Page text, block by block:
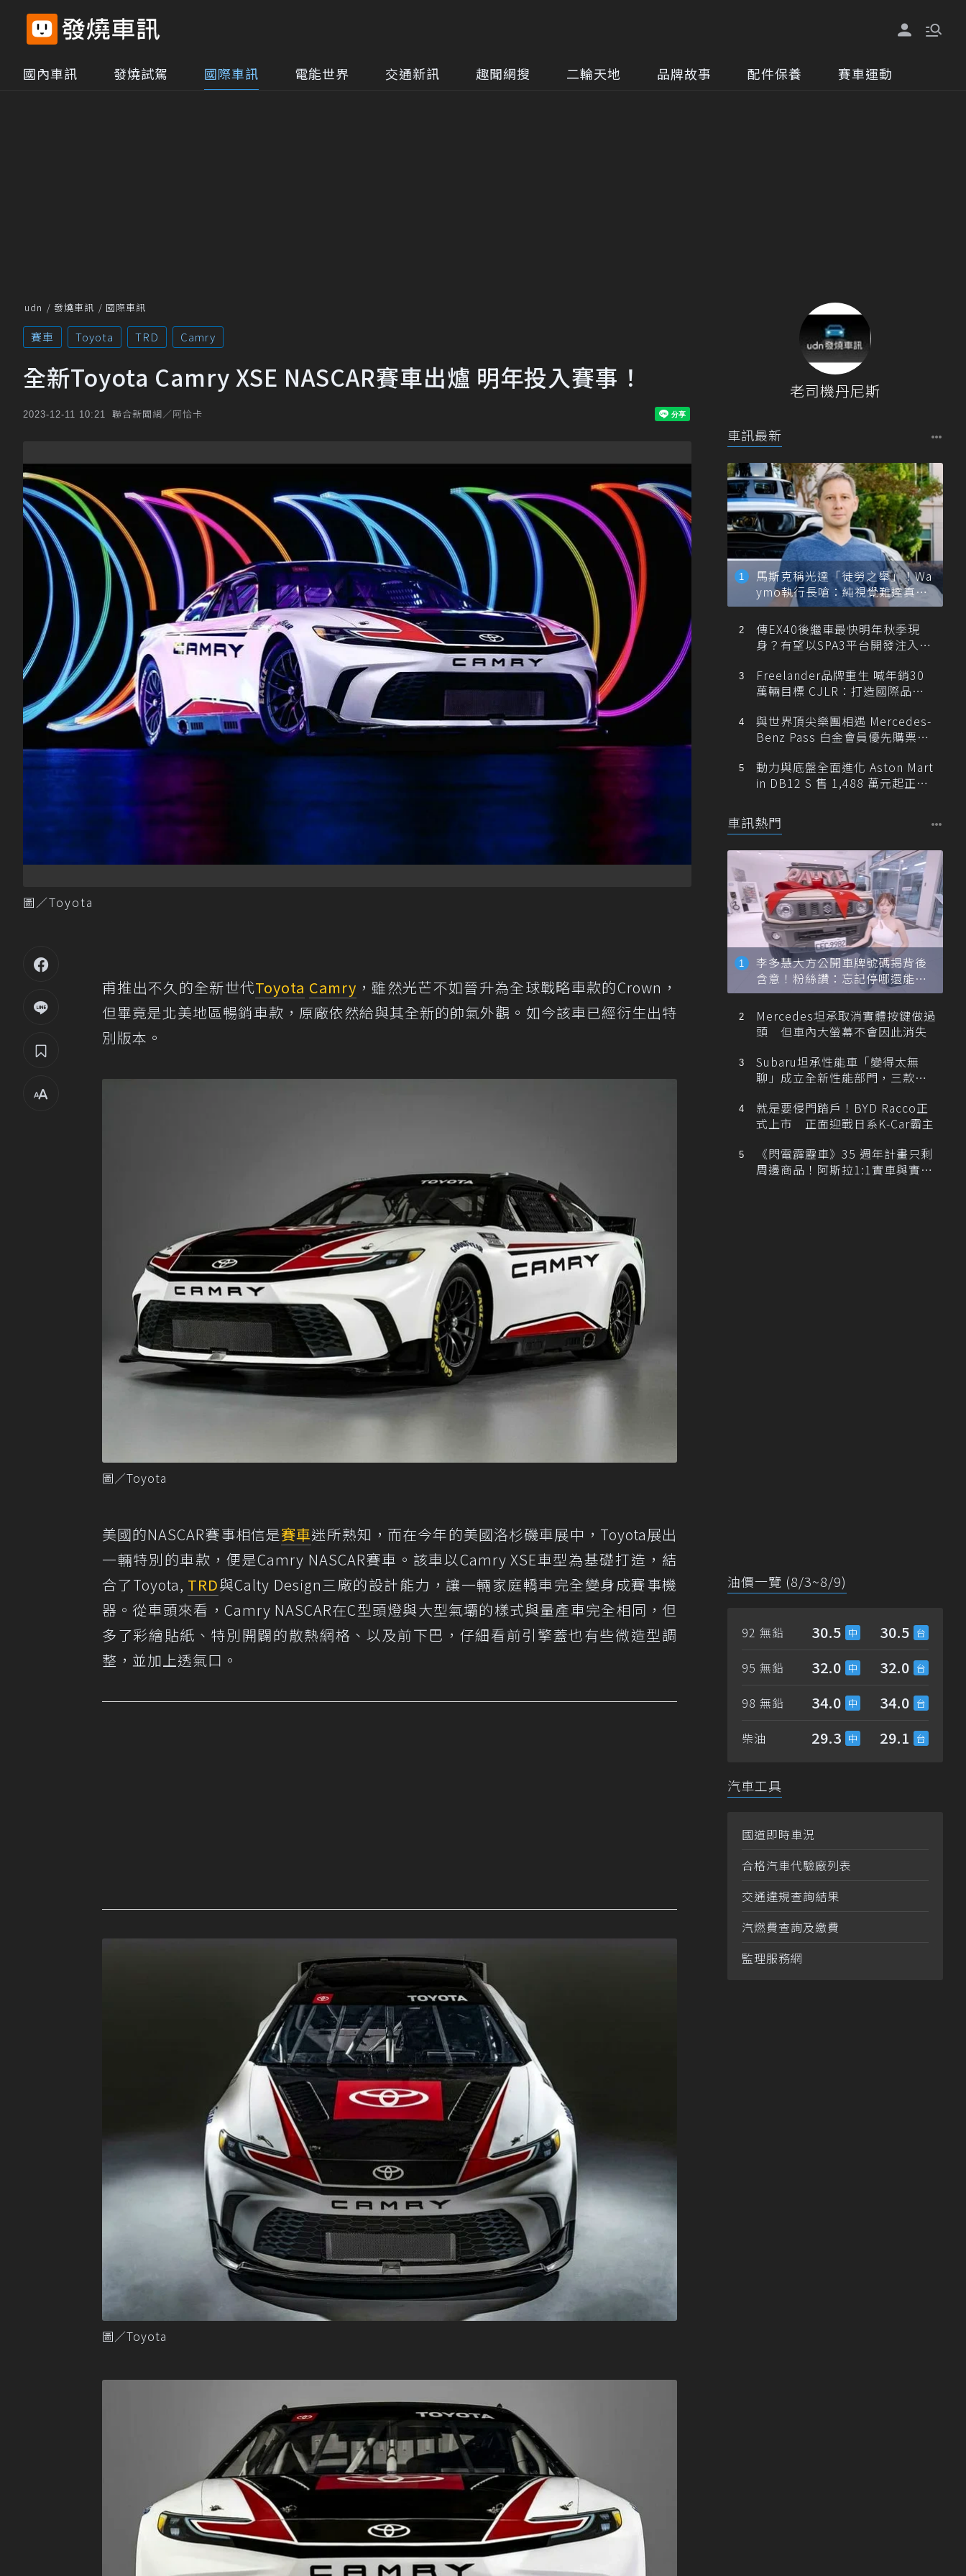
國內車訊 發燒試駕 國際車訊 電能世界 交通新訊 趣聞網搜 二輪天地 品牌故事 配件保養 賽車運動
udn 發燒車訊 國際車訊
賽車 Toyota TRD Camry
全新Toyota Camry XSE NASCAR賽車出爐 明年投入賽事！
2023-12-11 10:21 聯合新聞網／阿恰卡
圖／Toyota
甫推出不久的全新世代Toyota Camry ，雖然光芒不如晉升為全球戰略車款的Crown，
但畢竟是北美地區暢銷車款，原廠依然給與其全新的帥氣外觀。如今該車已經衍生出特
別版本。
圖／Toyota
美國的NASCAR賽事相信是賽車迷所熟知，而在今年的美國洛杉磯車展中，Toyota展出
一輛特別的車款，便是Camry NASCAR賽車。該車以Camry XSE車型為基礎打造，結
合了Toyota, TRD與Calty Design三廠的設計能力，讓一輛家庭轎車完全變身成賽事機
器。從車頭來看，Camry NASCAR在C型頭燈與大型氣壩的樣式與量產車完全相同，但
多了彩繪貼紙、特別開闢的散熱網格、以及前下巴，仔細看前引擎蓋也有些微造型調
整，並加上透氣口。
圖／Toyota
老司機丹尼斯
車訊最新
馬斯克稱光達「徒勞之舉」！Wa
ymo執行長嗆：純視覺難達真正
自動駕駛
傳EX40後繼車最快明年秋季現
身？有望以SPA3平台開發注入80
Freelander品牌重生 喊年銷30
萬輛目標 CJLR：打造國際品牌
與世界頂尖樂團相遇 Mercedes-
Benz Pass 白金會員優先購票維
動力與底盤全面進化 Aston Mart
in DB12 S 售 1,488 萬元起正式
車訊熱門
李多慧大方公開車牌號碼揭背後
含意！粉絲讚：忘記停哪還能幫
忙找車
Mercedes坦承取消實體按鍵做過
頭 但車內大螢幕不會因此消失
Subaru坦承性能車「變得太無
聊」成立全新性能部門，三款手
就是要侵門踏戶！BYD Racco正
式上市 正面迎戰日系K-Car霸主
《閃電霹靂車》35 週年計畫只剩
周邊商品！阿斯拉1:1實車與實體
油價一覽 (8/3~8/9)
92 無鉛 30.5 30.5
95 無鉛 32.0 32.0
98 無鉛 34.0 34.0
柴油 29.3 29.1
汽車工具
國道即時車況
合格汽車代驗廠列表
交通違規查詢結果
汽燃費查詢及繳費
監理服務網